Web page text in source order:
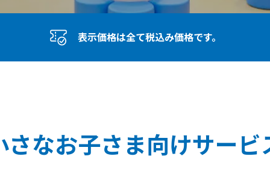
表示価格は全て税込み価格です。
さなお子さま向けサービ